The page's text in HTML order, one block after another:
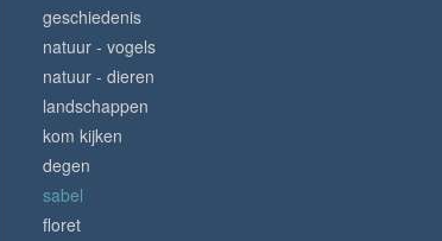
geschiedenis
natuur - vogels
natuur - dieren
landschappen
kom kijken
degen
sabel
floret